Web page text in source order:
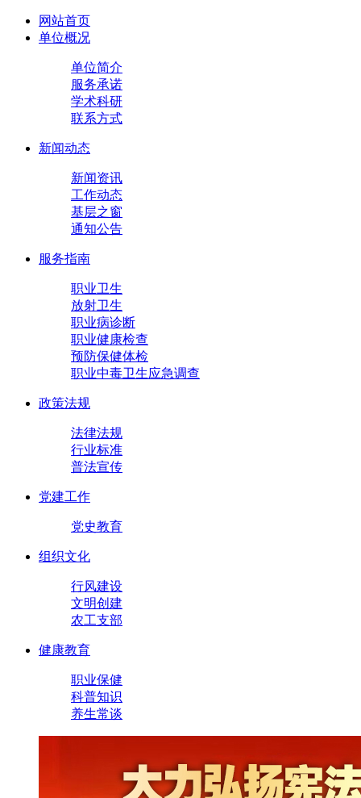
网站首页
单位概况
单位简介
服务承诺
学术科研
联系方式
新闻动态
新闻资讯
工作动态
基层之窗
通知公告
服务指南
职业卫生
放射卫生
职业病诊断
职业健康检查
预防保健体检
职业中毒卫生应急调查
政策法规
法律法规
行业标准
普法宣传
党建工作
党史教育
组织文化
行风建设
文明创建
农工支部
健康教育
职业保健
科普知识
养生常谈